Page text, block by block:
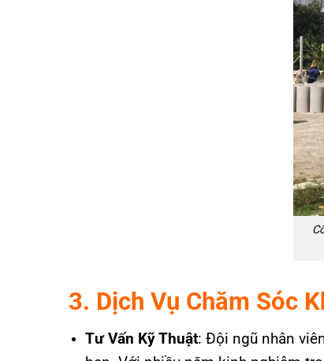
3. Dịch Vụ Chăm Sóc
Tư Vấn Kỹ Thuật: Đội ngũ nhân